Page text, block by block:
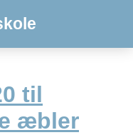
til
æbler